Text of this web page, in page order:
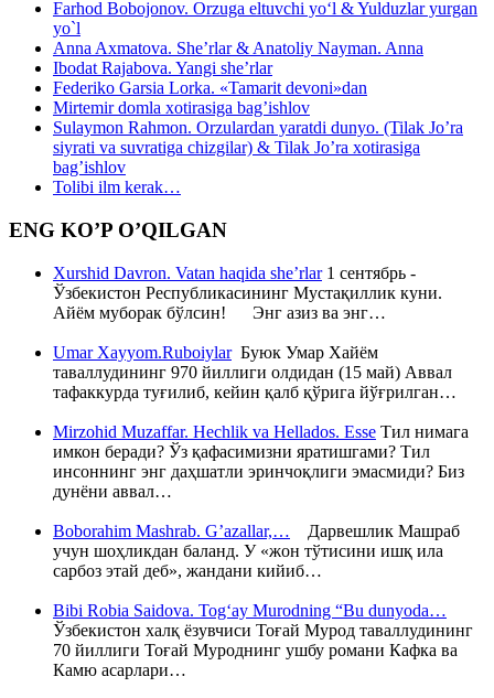
Farhod Bobojonov. Orzuga eltuvchi yo‘l & Yulduzlar yurgan
yo`l
Anna Axmatova. She’rlar & Anatoliy Nayman. Anna
Ibodat Rajabova. Yangi she’rlar
Federiko Garsia Lorka. «Tamarit devoni»dan
Mirtemir domla xotirasiga bag’ishlov
Sulaymon Rahmon. Orzulardan yaratdi dunyo. (Tilak Jo’ra
siyrati va suvratiga chizgilar) & Tilak Jo’ra xotirasiga
bag’ishlov
Tolibi ilm kerak…
ENG KO’P O’QILGAN
Xurshid Davron. Vatan haqida she’rlar1 сентябрь -
Ўзбекистон Республикасининг Мустақиллик куни.
Айём муборак бўлсин! Энг азиз ва энг…
Umar Xayyom.RuboiylarБуюк Умар Хайём
таваллудининг 970 йиллиги олдидан (15 май) Аввал
тафаккурда туғилиб, кейин қалб қўрига йўғрилган…
Mirzohid Muzaffar. Hechlik va Hellados. Esse Тил нимага
имкон беради? Ўз қафасимизни яратишгами? Тил
инсоннинг энг даҳшатли эринчоқлиги эмасмиди? Биз
дунёни аввал…
Boborahim Mashrab. G’azallar,… Дарвешлик Машраб
учун шоҳликдан баланд. У «жон тўтисини ишқ ила
сарбоз этай деб», жандани кийиб…
Bibi Robia Saidova. Tog‘ay Murodning “Bu dunyoda…
Ўзбекистон халқ ёзувчиси Тоғай Мурод таваллудининг
70 йиллиги Тоғай Муроднинг ушбу романи Кафка ва
Камю асарлари…